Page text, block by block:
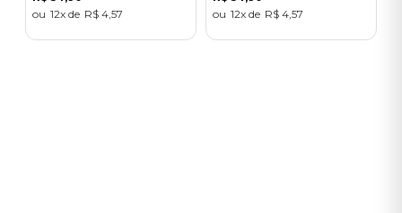
12
R$ 4 57
12
R$ 4 57